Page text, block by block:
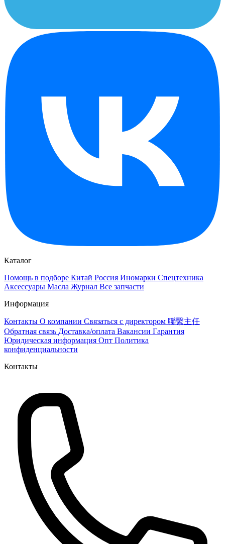
Каталог
Помощь в подборе Китай Россия Иномарки Спецтехника
Аксессуары Масла Журнал Все запчасти
Информация
Контакты О компании Связаться с директором 聯繫主任
Обратная связь Доставка/оплата Вакансии Гарантия
Юридическая информация Опт Политика
конфиденциальности
Контакты